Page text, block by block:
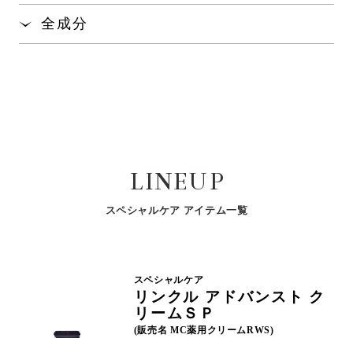
「セイヨウハッカエキス
ス
※1:シワ改善有効成分 ナイアシンアミドSP ※2:湿潤剤 ※3:チンピエキス
(湿潤剤) ※4:酸化チタン(基剤)、メチルシロキサン網状重合体(基剤) ※5:
」が、天性の保水力で、肌のうるおいを保ちま
海のハーブとも呼ばれる海藻＜ヒバマタ＞から抽出
した独自のエキス「マリンハーブエキスＭＰ
※4
」
が、弾むような質感へ導きます。
分）を手に取り、目元口元などシワが気になる部分
にやさしくすりこむようになじませてください。
全成分
リット、トリメチルグリシン、Ｎ－ラウロイル－Ｌ－グ
ルタミン酸ジ（フィトステリル・ベヘニル・２－オクチ
ルドデシル）、ヒアルロン酸ナトリウム（２）、濃グリ
Ｂ．Ｏ．）（２９Ｅ．Ｏ．）（９Ｐ．Ｏ．）、プルラ
ン、天然ビタミンＥ、１，３－ブチレングリコール、ｄ
－δ－トコフェロール、モノステアリン酸ポリオキシエ
チレンソルビタン、精製水、トリメチルシロキシケイ
LINEUP
スペシャルケア アイテム一覧
スペシャルケア
リンクル アドバンスト ク
リームＳＰ
(販売名 MC薬用クリームRWS)